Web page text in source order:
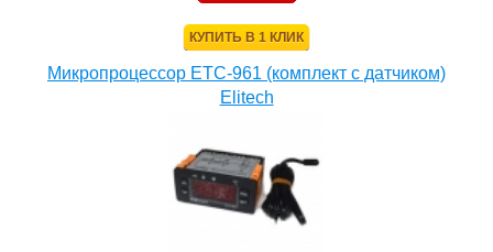
КУПИТЬ В 1 КЛИК
Микропроцессор ETC-961 (комплект c датчиком)
Elitech